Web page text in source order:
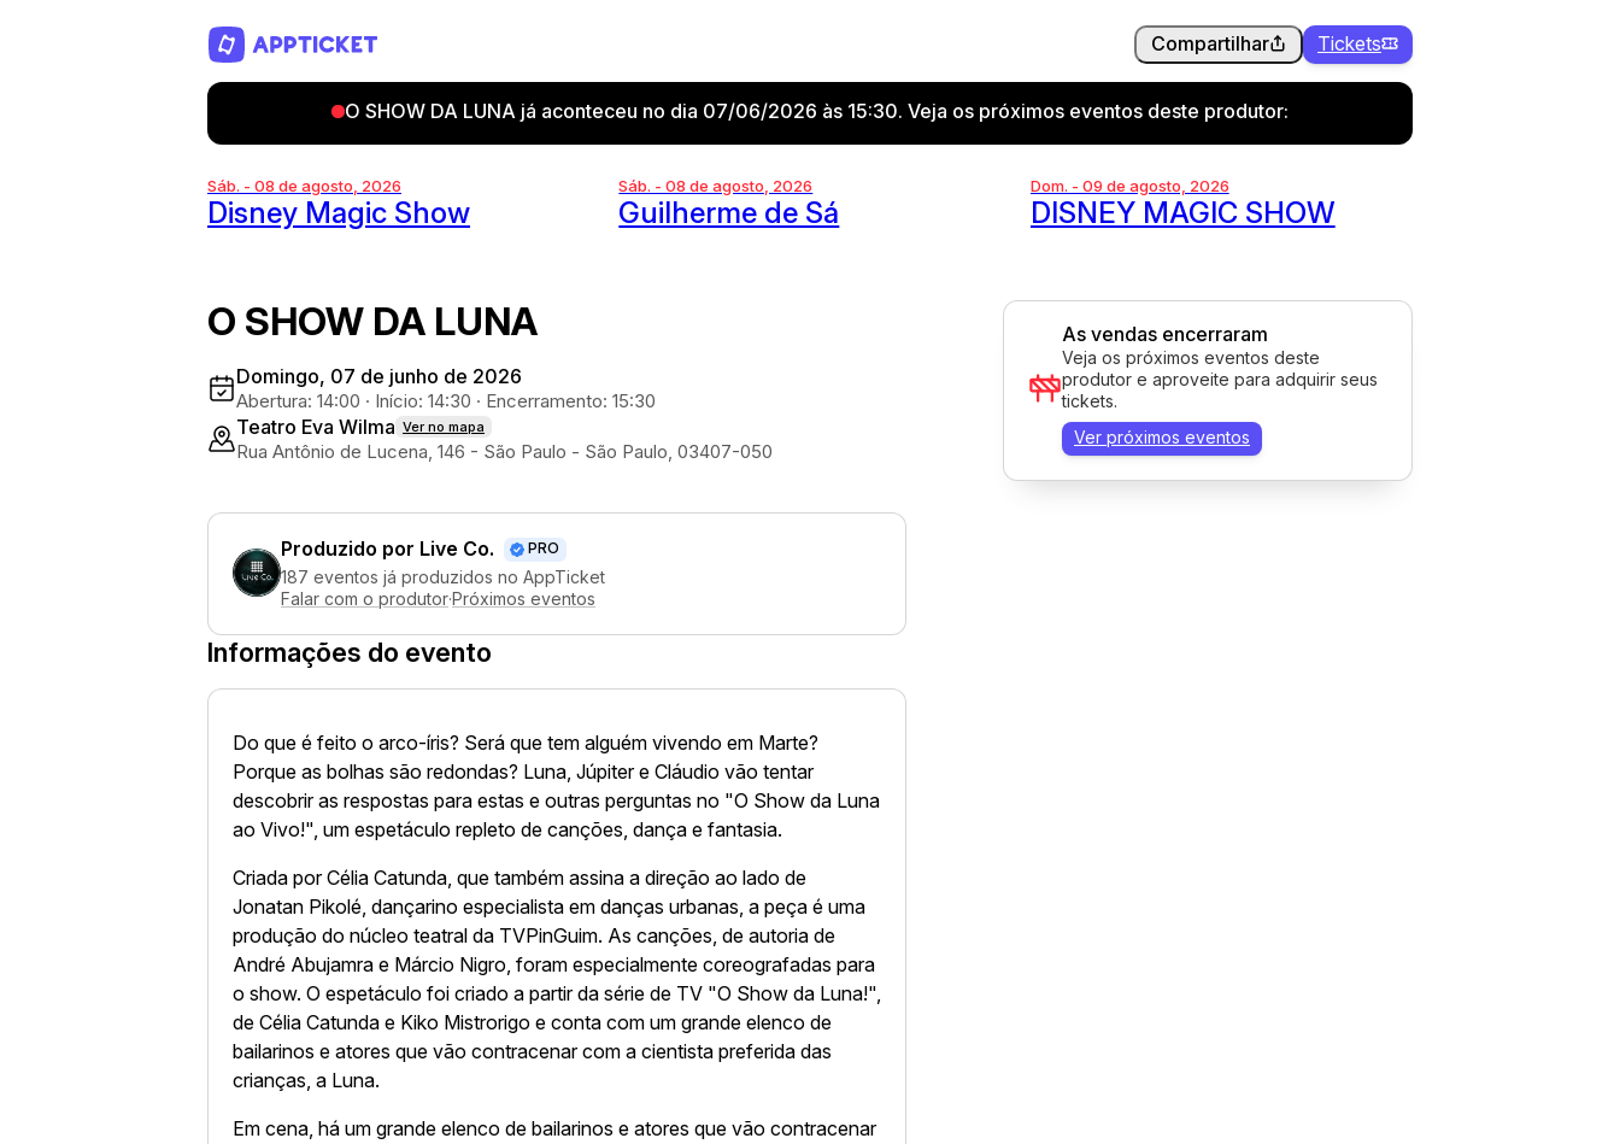
Compartilhar Tickets
O SHOW DA LUNA já aconteceu no dia 07/06/2026 às 15:30. Veja os próximos eventos deste produtor:
Sáb. - 08 de agosto, 2026
Disney Magic Show
Sáb. - 08 de agosto, 2026
Guilherme de Sá
Dom. - 09 de agosto, 2026
DISNEY MAGIC SHOW
O SHOW DA LUNA
Domingo, 07 de junho de 2026
Abertura: 14:00 · Início: 14:30 · Encerramento: 15:30
Teatro Eva Wilma Ver no mapa
Rua Antônio de Lucena, 146 - São Paulo - São Paulo, 03407-050
Produzido por Live Co. PRO
187 eventos já produzidos no AppTicket
Falar com o produtor·Próximos eventos
Informações do evento
Do que é feito o arco-íris? Será que tem alguém vivendo em Marte?
Porque as bolhas são redondas? Luna, Júpiter e Cláudio vão tentar
descobrir as respostas para estas e outras perguntas no "O Show da Luna
ao Vivo!", um espetáculo repleto de canções, dança e fantasia.
Criada por Célia Catunda, que também assina a direção ao lado de
Jonatan Pikolé, dançarino especialista em danças urbanas, a peça é uma
produção do núcleo teatral da TVPinGuim. As canções, de autoria de
André Abujamra e Márcio Nigro, foram especialmente coreografadas para
o show. O espetáculo foi criado a partir da série de TV "O Show da Luna!",
de Célia Catunda e Kiko Mistrorigo e conta com um grande elenco de
bailarinos e atores que vão contracenar com a cientista preferida das
crianças, a Luna.
Em cena, há um grande elenco de bailarinos e atores que vão contracenar
As vendas encerraram
Veja os próximos eventos deste
produtor e aproveite para adquirir seus
tickets.
Ver próximos eventos